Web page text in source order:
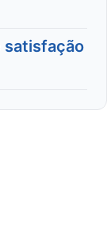
satisfação